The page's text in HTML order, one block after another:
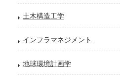
土木構造工学
インフラマネジメント
地球環境計画学